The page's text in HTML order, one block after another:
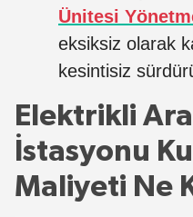
Ünitesi
eksiksiz olarak
kesintisiz
Elektrikli
İstasyonu
Maliyeti Ne